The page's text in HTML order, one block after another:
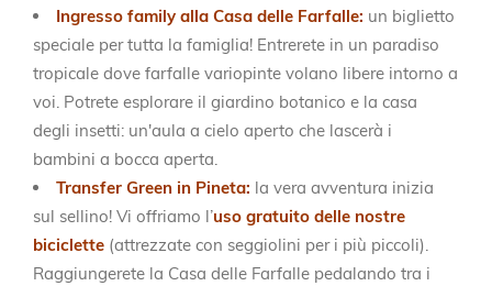
Ingresso family alla Casa delle Farfalle: un biglietto
speciale per tutta la famiglia! Entrerete in un paradiso
tropicale dove farfalle variopinte volano libere intorno a
voi. Potrete esplorare il giardino botanico e la casa
degli insetti: un'aula a cielo aperto che lascerà i
bambini a bocca aperta.
Transfer Green in Pineta: la vera avventura inizia
sul sellino! Vi offriamo l’uso gratuito delle nostre
biciclette (attrezzate con seggiolini per i più piccoli).
Raggiungerete la Casa delle Farfalle pedalando tra i